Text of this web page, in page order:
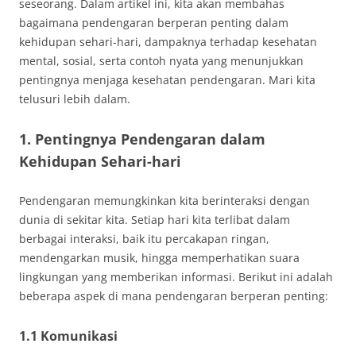
seseorang. Dalam artikel ini, kita akan membahas
bagaimana pendengaran berperan penting dalam
kehidupan sehari-hari, dampaknya terhadap kesehatan
mental, sosial, serta contoh nyata yang menunjukkan
pentingnya menjaga kesehatan pendengaran. Mari kita
telusuri lebih dalam.
1. Pentingnya Pendengaran dalam
Kehidupan Sehari-hari
Pendengaran memungkinkan kita berinteraksi dengan
dunia di sekitar kita. Setiap hari kita terlibat dalam
berbagai interaksi, baik itu percakapan ringan,
mendengarkan musik, hingga memperhatikan suara
lingkungan yang memberikan informasi. Berikut ini adalah
beberapa aspek di mana pendengaran berperan penting:
1.1 Komunikasi